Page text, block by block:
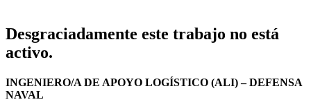
Desgraciadamente este trabajo no está
activo.
INGENIERO/A DE APOYO LOGÍSTICO (ALI) – DEFENSA
NAVAL